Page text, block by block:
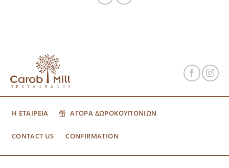
Η ΕΤΑΙΡΕΙΑ ΑΓΟΡΑ ΔΩΡΟΚΟΥΠΟΝΙΩΝ
CONTACT US CONFIRMATION